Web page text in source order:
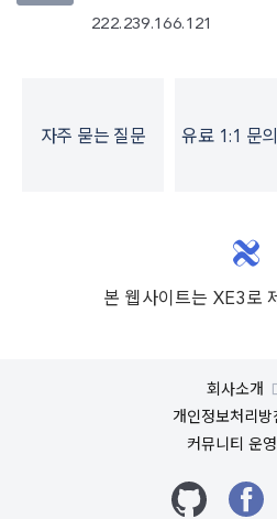
222.239.166.121
자주 묻는 질문 유료 1:1 문의
본 웹사이트는 XE3로
회사소개
개인정보처리
커뮤니티 운
깃허브 페이